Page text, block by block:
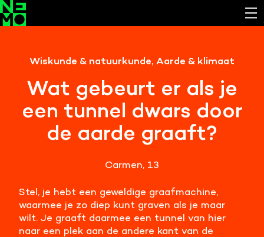
Wiskunde & natuurkunde, Aarde & klimaat
Wat gebeurt er als je
een tunnel dwars door
de aarde graaft?
Carmen, 13
Stel, je hebt een geweldige graafmachine,
waarmee je zo diep kunt graven als je maar
wilt. Je graaft daarmee een tunnel van hier
naar een plek aan de andere kant van de
Cookies van derde partijen
Noodzakelijk om content van externe bronnen te
bekijken.
Analyseert het websitegebruik en helpt de website
Marketing cookies
Verzamelt informatie over de klantreis.